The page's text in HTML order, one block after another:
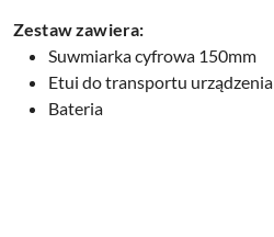
Zestaw zawiera:
Suwmiarka cyfrowa 150mm
Etui do transportu urządzenia
Bateria